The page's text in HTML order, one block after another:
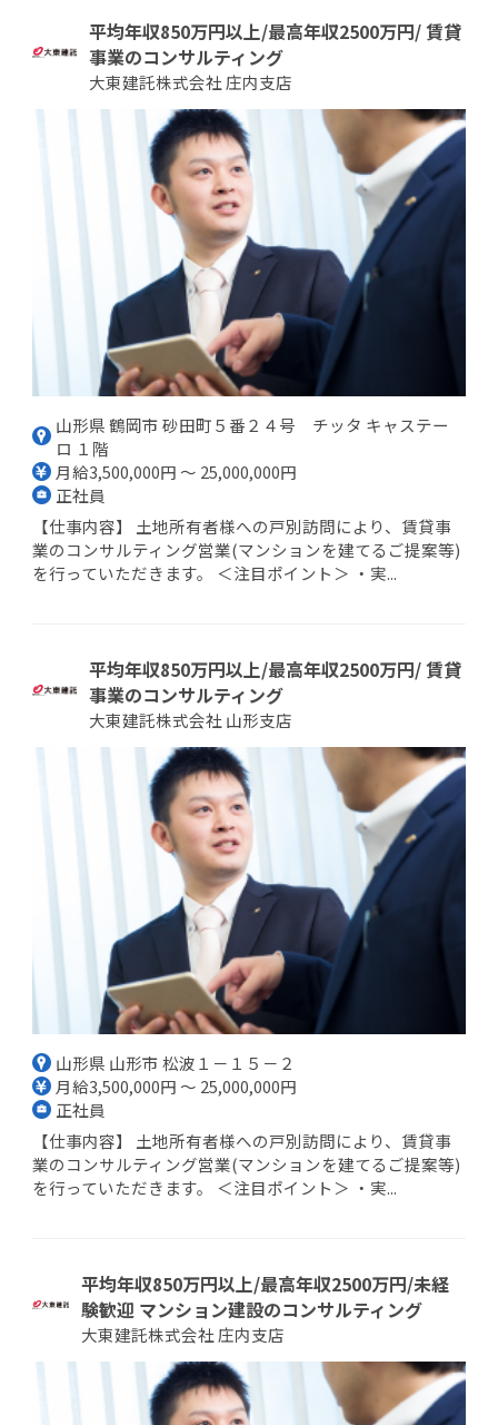
平均年収850万円以上/最高年収2500万円/ 賃貸
事業のコンサルティング
大東建託株式会社 庄内支店
山形県 鶴岡市 砂田町５番２４号 チッタ キャステー
ロ １階
月給3,500,000円 ～ 25,000,000円
正社員
【仕事内容】 土地所有者様への戸別訪問により、賃貸事
業のコンサルティング営業(マンションを建てるご提案等)
を行っていただきます。 ＜注目ポイント＞ ・実...
平均年収850万円以上/最高年収2500万円/ 賃貸
事業のコンサルティング
大東建託株式会社 山形支店
山形県 山形市 松波１－１５－２
月給3,500,000円 ～ 25,000,000円
正社員
【仕事内容】 土地所有者様への戸別訪問により、賃貸事
業のコンサルティング営業(マンションを建てるご提案等)
を行っていただきます。 ＜注目ポイント＞ ・実...
平均年収850万円以上/最高年収2500万円/未経
験歓迎 マンション建設のコンサルティング
大東建託株式会社 庄内支店